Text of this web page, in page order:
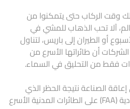
وقت الركاب حتى يتمكنوا من
آلا تحب الذهاب للمشي في
أو الطيران إلى باريس، لتناول
أن طائراتها الأسرع من
فقط من التحليق في السماء.
الصناعة نتيجة الحظر الذي
تفرضه إدارة الطيران الاتحادية (FAA) على الطائرات المدنية الأسرع